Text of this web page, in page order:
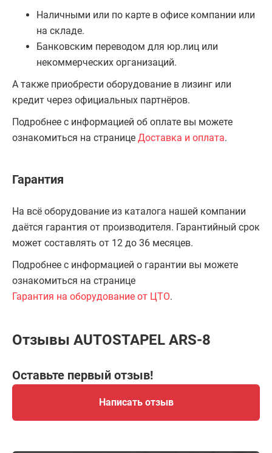
Наличными или по карте в офисе компании или
на складе.
Банковским переводом для юр.лиц или
некоммерческих организаций.
А также приобрести оборудование в лизинг или
кредит через официальных партнёров.
Подробнее с информацией об оплате вы можете
ознакомиться на странице Доставка и оплата.
Гарантия
На всё оборудование из каталога нашей компании
даётся гарантия от производителя. Гарантийный срок
может составлять от 12 до 36 месяцев.
Подробнее с информацией о гарантии вы можете
ознакомиться на странице
Гарантия на оборудование от ЦТО.
Отзывы AUTOSTAPEL ARS-8
Оставьте первый отзыв!
Написать отзыв